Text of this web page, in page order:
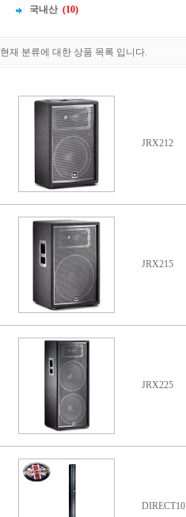
국내산 (10)
현재 분류에 대한 상품 목록 입니다.
JRX212
JRX215
JRX225